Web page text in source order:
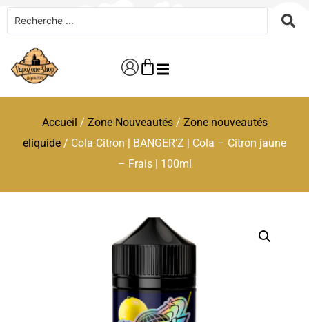
Accueil / Zone Nouveautés/ Zone nouveautés
eliquide / Cola Citron | BANGER’Z | Cola – Citron jaune
– Frais | 100ml